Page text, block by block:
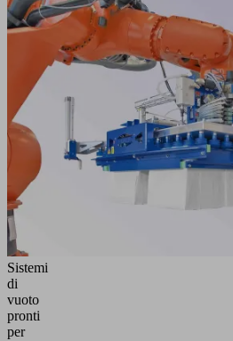
Sistemi
di
vuoto
pronti
per